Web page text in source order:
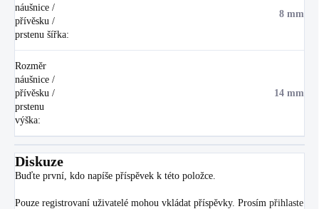
náušnice /
přívěsku /
prstenu šířka:
8 mm
Rozměr
náušnice /
přívěsku /
prstenu
výška:
14 mm
Diskuze
Buďte první, kdo napíše příspěvek k této položce.
Pouze registrovaní uživatelé mohou vkládat příspěvky. Prosím přihlaste